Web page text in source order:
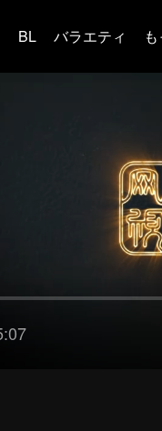
BL バラエティ